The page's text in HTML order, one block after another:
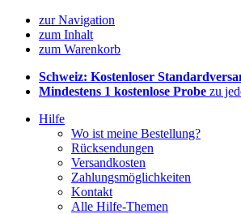
zur Navigation
zum Inhalt
zum Warenkorb
Schweiz: Kostenloser
Mindestens 1 kostenlose Probe zu
Hilfe
Wo ist meine Bestellung?
Rücksendungen
Versandkosten
Zahlungsmöglichkeiten
Kontakt
Alle Hilfe-Themen